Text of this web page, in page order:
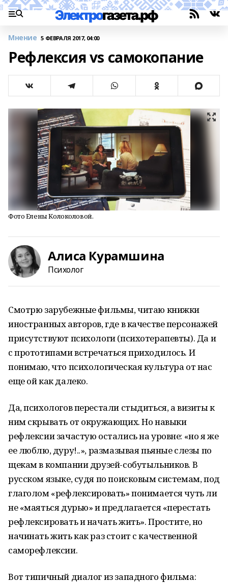
Мнение 5 ФЕВРАЛЯ 2017, 04:00
Рефлексия vs самокопание
Фото Елены Колоколовой.
Алиса Курамшина
Психолог
Смотрю зарубежные фильмы, читаю книжки
иностранных авторов, где в качестве персонажей
присутствуют психологи (психотерапевты). Да и
с прототипами встречаться приходилось. И
понимаю, что психологическая культура от нас
еще ой как далеко.
Да, психологов перестали стыдиться, а визиты к
ним скрывать от окружающих. Но навыки
рефлексии зачастую остались на уровне: «но я же
ее люблю, дуру!..», размазывая пьяные слезы по
щекам в компании друзей-собутыльников. В
русском языке, судя по поисковым системам, под
глаголом «рефлексировать» понимается чуть ли
не «маяться дурью» и предлагается «перестать
рефлексировать и начать жить». Простите, но
начинать жить как раз стоит с качественной
саморефлексии.
Вот типичный диалог из западного фильма: